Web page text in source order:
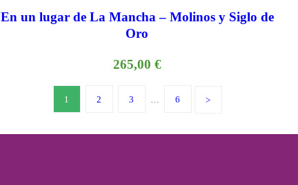
En un lugar de La Mancha – Molinos y Siglo de
Oro
265,00 €
1 2 3 … 6